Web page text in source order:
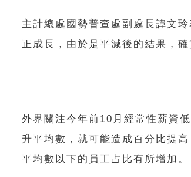
主計總處國勢普查處副處長譚文
正成長，由於是平減後的結果，
外界關注今年前10月經常性薪資
升平均數，就可能造成百分比提
平均數以下的員工占比有所增加。